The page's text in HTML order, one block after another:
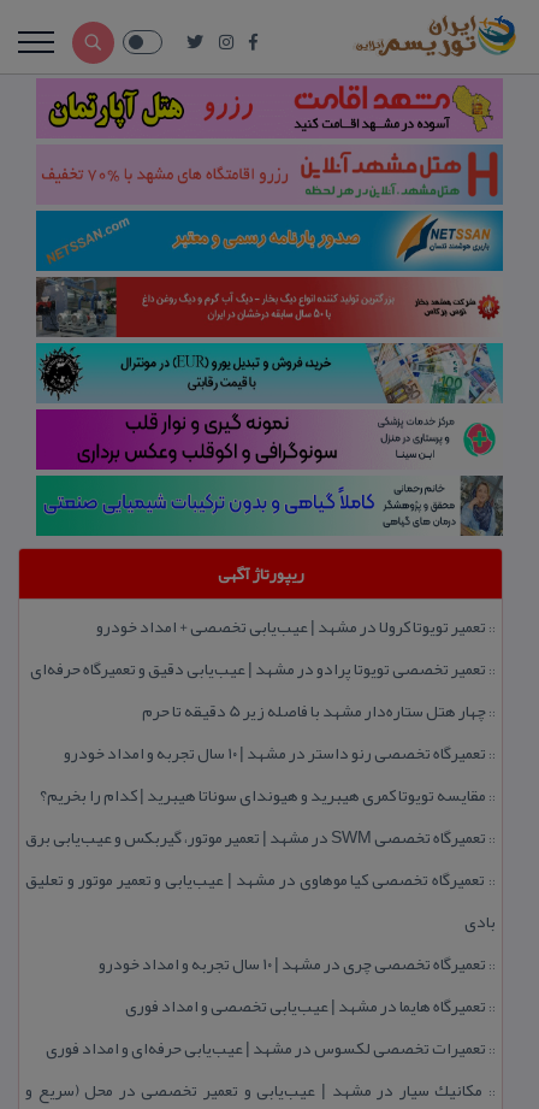
ریپورتاژ آگهی
:: تعمیر تویوتا كرولا در مشهد | عیب‌یابی تخصصی + امداد خودرو
:: تعمیر تخصصی تویوتا پرادو در مشهد | عیب‌یابی دقیق و تعمیرگاه حرفه‌ای
::چهار هتل‌ ستاره‌دار مشهد با فاصله زیر 5 دقیقه تا حرم
:: تعمیرگاه تخصصی رنو داستر در مشهد | ۱۰ سال تجربه و امداد خودرو
:: مقایسه تویوتا كمری هیبرید و هیوندای سوناتا هیبرید | كدام را بخریم؟
:: تعمیرگاه تخصصی SWM در مشهد | تعمیر موتور، گیربكس و عیب‌یابی برق
:: تعمیرگاه تخصصی كیا موهاوی در مشهد | عیب‌یابی و تعمیر موتور و تعلیق
بادی
:: تعمیرگاه تخصصی چری در مشهد | ۱۰ سال تجربه و امداد خودرو
:: تعمیرگاه هایما در مشهد | عیب‌یابی تخصصی و امداد فوری
:: تعمیرات تخصصی لكسوس در مشهد | عیب‌یابی حرفه‌ای و امداد فوری
:: مكانیك سیار در مشهد | عیب‌یابی و تعمیر تخصصی در محل (سریع و